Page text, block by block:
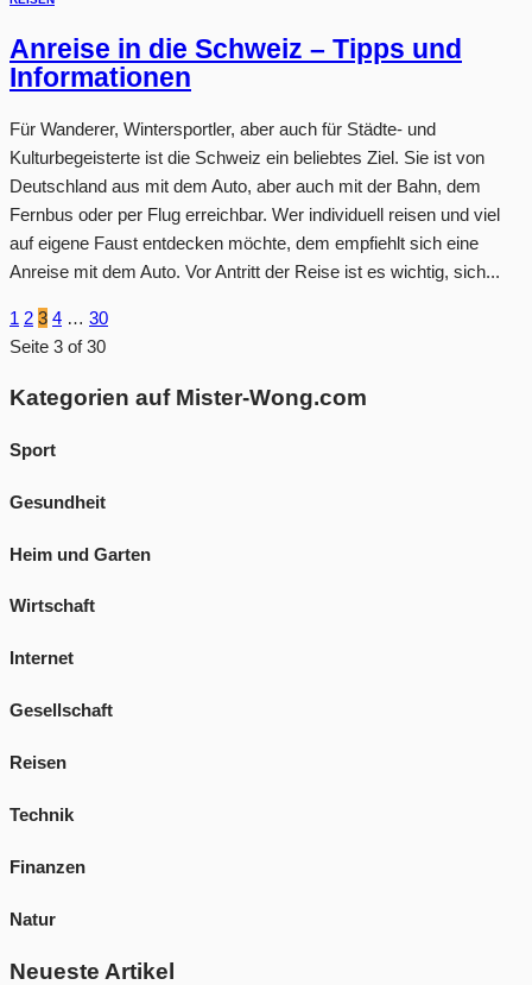
Anreise in die Schweiz – Tipps und
Informationen
Für Wanderer, Wintersportler, aber auch für Städte- und
Kulturbegeisterte ist die Schweiz ein beliebtes Ziel. Sie ist von
Deutschland aus mit dem Auto, aber auch mit der Bahn, dem
Fernbus oder per Flug erreichbar. Wer individuell reisen und viel
auf eigene Faust entdecken möchte, dem empfiehlt sich eine
Anreise mit dem Auto. Vor Antritt der Reise ist es wichtig, sich...
1 2 3 4 … 30
Seite 3 of 30
Kategorien auf Mister-Wong.com
Sport
Gesundheit
Heim und Garten
Wirtschaft
Internet
Gesellschaft
Reisen
Technik
Finanzen
Natur
Neueste Artikel